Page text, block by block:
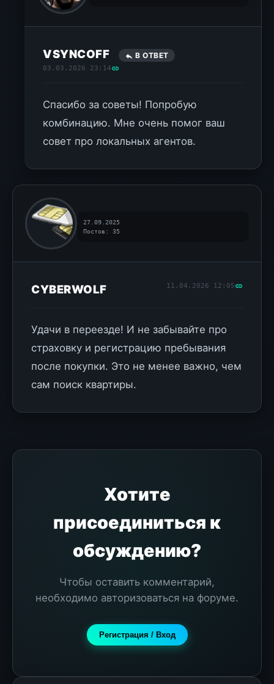
VSYNCOFF В ОТВЕТ
03.03.2026 23:14
Спасибо за советы! Попробую
комбинацию. Мне очень помог ваш
совет про локальных агентов.
27.09.2025
Постов: 35
CYBERWOLF 11.04.2026 12:05
Удачи в переезде! И не забывайте про
страховку и регистрацию пребывания
после покупки. Это не менее важно, чем
сам поиск квартиры.
Хотите
присоединиться к
обсуждению?
Чтобы оставить комментарий,
необходимо авторизоваться на форуме.
Регистрация / Вход